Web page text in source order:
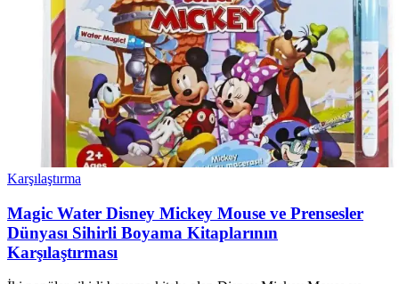
Karşılaştırma
Magic Water Disney Mickey Mouse ve Prensesler
Dünyası Sihirli Boyama Kitaplarının
Karşılaştırması